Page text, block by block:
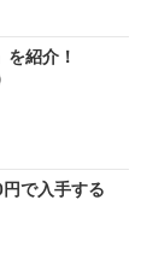
を紹介！
で入手する